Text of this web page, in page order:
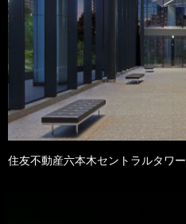
住友不動産六本木セントラルタワー